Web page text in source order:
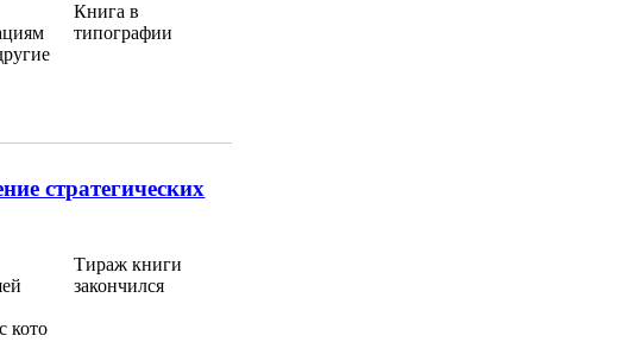
Книга в
типографии
стратегических
кото
Тираж книги
закончился